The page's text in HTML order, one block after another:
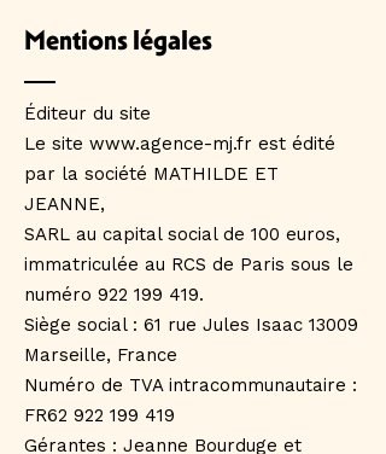
Mentions légales
Éditeur du site
Le site www.agence-mj.fr est édité
par la société MATHILDE ET
JEANNE,
SARL au capital social de 100 euros,
immatriculée au RCS de Paris sous le
numéro 922 199 419.
Siège social : 61 rue Jules Isaac 13009
Marseille, France
Numéro de TVA intracommunautaire :
FR62 922 199 419
Gérantes : Jeanne Bourduge et